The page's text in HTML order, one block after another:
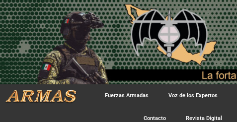
Fuerzas Armadas Voz de los Expertos
Contacto Revista Digital